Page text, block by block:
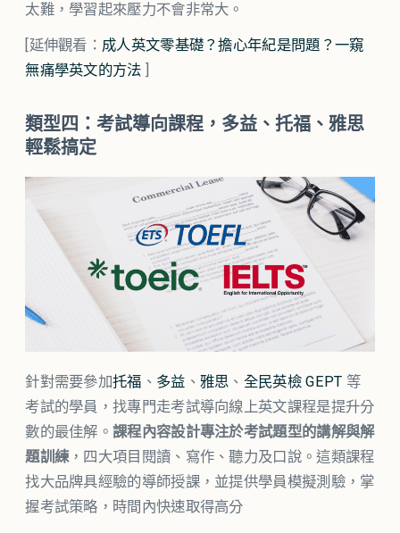
太難，學習起來壓力不會非常大。
[延伸觀看： 成人英文零基礎？擔心年紀是問題？一窺
無痛學英文的方法
類型四：考試導向課程，多益、托福、雅思
輕鬆搞定
針對需要參加托福 、 多益 、 雅思 、 全民英檢 GEPT 等
考試的學員，找專門走考試導向線上英文課程是提升分
數的最佳解。課程內容設計專注於考試題型的講解與解
題訓練，四大項目閱讀、寫作、聽力及口說。這類課程
找大品牌具經驗的導師授課，並提供學員模擬測驗，掌
握考試策略，時間內快速取得高分